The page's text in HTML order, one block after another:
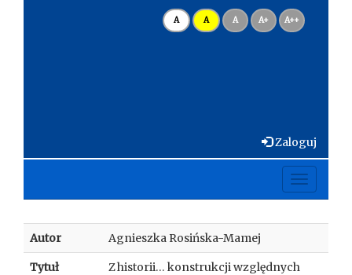
A A A A+ A++
Zaloguj
Toggle
Autor Agnieszka Rosińska-Mamej
Tytuł
Z historii… konstrukcji względnych